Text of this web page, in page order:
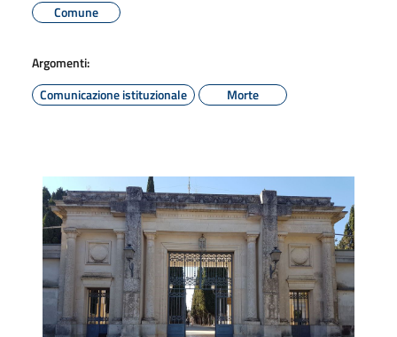
Comune
Argomenti:
Comunicazione istituzionale
Morte